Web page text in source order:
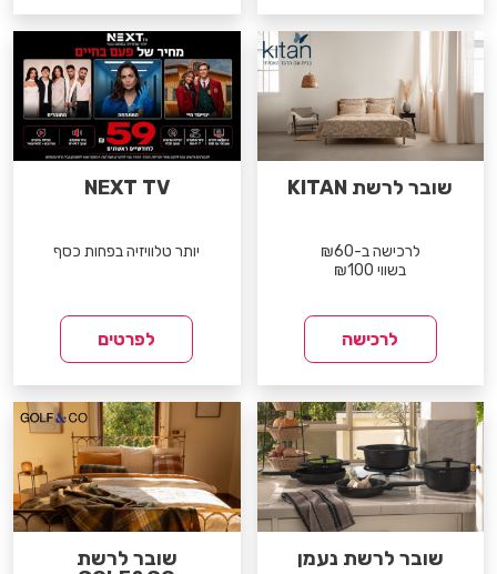
שובר לרשת KITAN
לרכישה ב-₪60
בשווי ₪100
לרכישה
NEXT TV
יותר טלוויזיה בפחות כסף
לפרטים
שובר לרשת נעמן
שובר לרשת